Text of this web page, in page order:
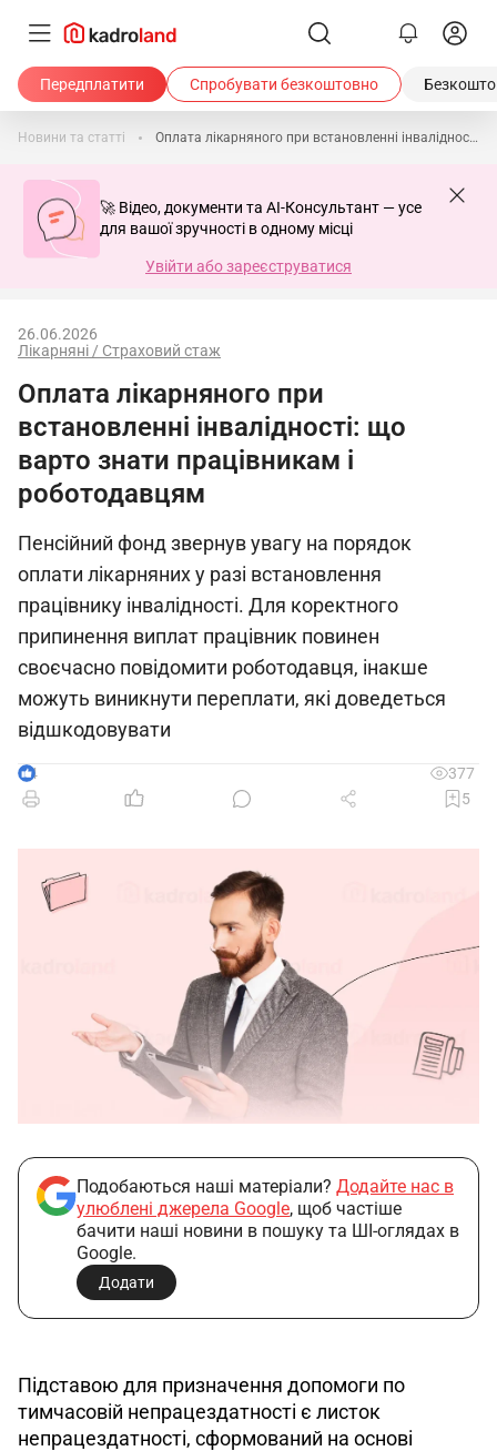
Передплатити Спробувати безкоштовно
Новини та статті Оплата лікарняного при встановленні інвалідності: що варто знати працівникам і роботодавцям
🚀 Відео, документи та AI-Консультант — усе
для вашої зручності в одному місці
Увійти або зареєструватися
Лікарняні / Страховий стаж
26.06.2026
Оплата лікарняного при
встановленні інвалідності: що
варто знати працівникам і
роботодавцям
Пенсійний фонд звернув увагу на порядок
оплати лікарняних у разі встановлення
працівнику інвалідності. Для коректного
припинення виплат працівник повинен
своєчасно повідомити роботодавця, інакше
можуть виникнути переплати, які доведеться
відшкодовувати
4
377
5
Подобаються наші матеріали? Додайте нас в
улюблені джерела Google, щоб частіше
бачити наші новини в пошуку та ШІ-оглядах в
Google.
Додати
Підставою для призначення допомоги по
тимчасовій непрацездатності є листок
непрацездатності, сформований на основі